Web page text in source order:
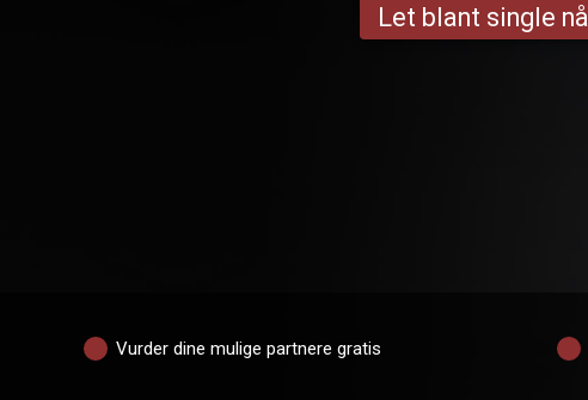
Let blant single nå
Vurder dine mulige partnere gratis